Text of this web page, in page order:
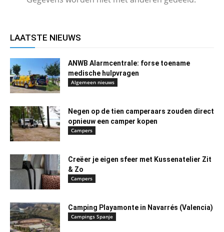
LAATSTE NIEUWS
ANWB Alarmcentrale: forse toename
medische hulpvragen
Algemeen nieuws
Negen op de tien camperaars zouden direct
opnieuw een camper kopen
Campers
Creëer je eigen sfeer met Kussenatelier Zit
& Zo
Campers
Camping Playamonte in Navarrés (Valencia)
Campings Spanje